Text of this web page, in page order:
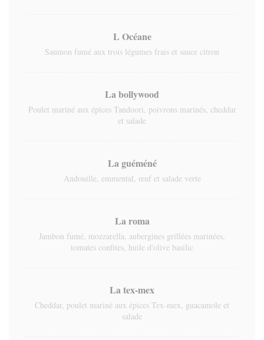
L Océane
Saumon fumé aux trois légumes frais et sauce citron
La bollywood
Poulet mariné aux épices Tandoori, poivrons marinés, cheddar
et salade
La guéméné
Andouille, emmental, œuf et salade verte
La roma
Jambon fumé, mozzarella, aubergines grillées marinées,
tomates confites, huile d'olive basilic
La tex-mex
Cheddar, poulet mariné aux épices Tex-mex, guacamole et
salade